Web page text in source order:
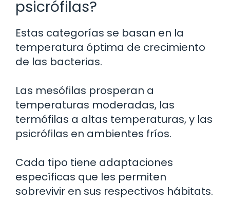
psicrófilas?
Estas categorías se basan en la
temperatura óptima de crecimiento
de las bacterias.
Las mesófilas prosperan a
temperaturas moderadas, las
termófilas a altas temperaturas, y las
psicrófilas en ambientes fríos.
Cada tipo tiene adaptaciones
específicas que les permiten
sobrevivir en sus respectivos hábitats.